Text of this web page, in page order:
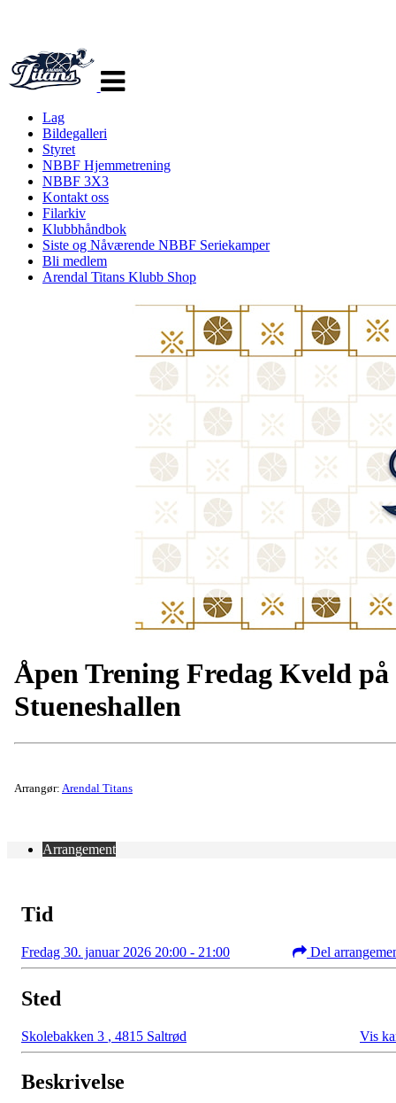
navigasjon
Lag
Bildegalleri
Styret
NBBF Hjemmetrening
NBBF 3X3
Kontakt oss
Filarkiv
Klubbhåndbok
Siste og Nåværende NBBF Seriekamper
Bli medlem
Arendal Titans Klubb Shop
Åpen Trening Fredag Kveld på
Stueneshallen
Arrangør: Arendal Titans
Arrangement
Tid
Fredag 30. januar 2026 20:00 - 21:00 Del
Sted
Skolebakken 3 , 4815 Saltrød Vis
Beskrivelse